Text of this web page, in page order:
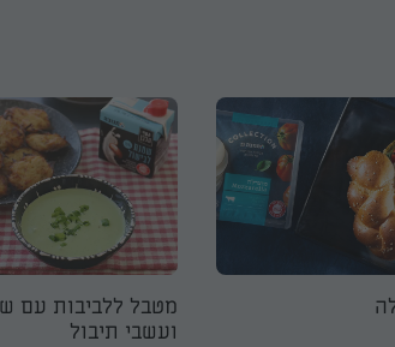
מטבל ללביבות עם
ועשבי תיבול